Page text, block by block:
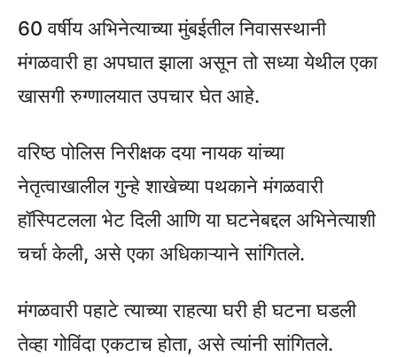
60 वर्षीय अभिनेत्याच्या मुंबईतील निवासस्थानी
मंगळवारी हा अपघात झाला असून तो सध्या येथील एका
खासगी रुग्णालयात उपचार घेत आहे.
वरिष्ठ पोलिस निरीक्षक दया नायक यांच्या
नेतृत्वाखालील गुन्हे शाखेच्या पथकाने मंगळवारी
हॉस्पिटलला भेट दिली आणि या घटनेबद्दल अभिनेत्याशी
चर्चा केली, असे एका अधिकाऱ्याने सांगितले.
मंगळवारी पहाटे त्याच्या राहत्या घरी ही घटना घडली
तेव्हा गोविंदा एकटाच होता, असे त्यांनी सांगितले.